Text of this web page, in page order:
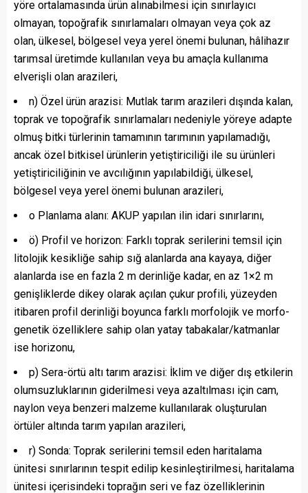
yöre ortalamasında ürün alınabilmesi için sınırlayıcı
olmayan, topoğrafik sınırlamaları olmayan veya çok az
olan, ülkesel, bölgesel veya yerel önemi bulunan, hâlihazır
tarımsal üretimde kullanılan veya bu amaçla kullanıma
elverişli olan arazileri,
n) Özel ürün arazisi: Mutlak tarım arazileri dışında kalan,
toprak ve topoğrafik sınırlamaları nedeniyle yöreye adapte
olmuş bitki türlerinin tamamının tarımının yapılamadığı,
ancak özel bitkisel ürünlerin yetiştiriciliği ile su ürünleri
yetiştiriciliğinin ve avcılığının yapılabildiği, ülkesel,
bölgesel veya yerel önemi bulunan arazileri,
o Planlama alanı: AKUP yapılan ilin idari sınırlarını,
ö) Profil ve horizon: Farklı toprak serilerini temsil için
litolojik kesikliğe sahip sığ alanlarda ana kayaya, diğer
alanlarda ise en fazla 2 m derinliğe kadar, en az 1×2 m
genişliklerde dikey olarak açılan çukur profili, yüzeyden
itibaren profil derinliği boyunca farklı morfolojik ve morfo-
genetik özelliklere sahip olan yatay tabakalar/katmanlar
ise horizonu,
p) Sera-örtü altı tarım arazisi: İklim ve diğer dış etkilerin
olumsuzluklarının giderilmesi veya azaltılması için cam,
naylon veya benzeri malzeme kullanılarak oluşturulan
örtüler altında tarım yapılan arazileri,
r) Sonda: Toprak serilerini temsil eden haritalama
ünitesi sınırlarının tespit edilip kesinleştirilmesi, haritalama
ünitesi içerisindeki toprağın seri ve faz özelliklerinin